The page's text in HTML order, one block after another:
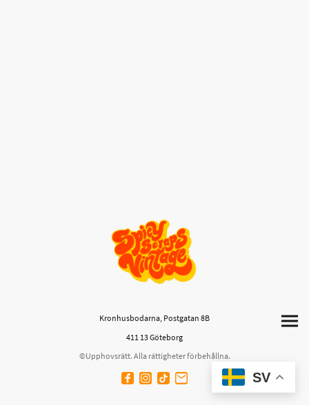
Kronhusbodarna, Postgatan 8B
411 13 Göteborg
©Upphovsrätt. Alla rättigheter förbehållna.
SV